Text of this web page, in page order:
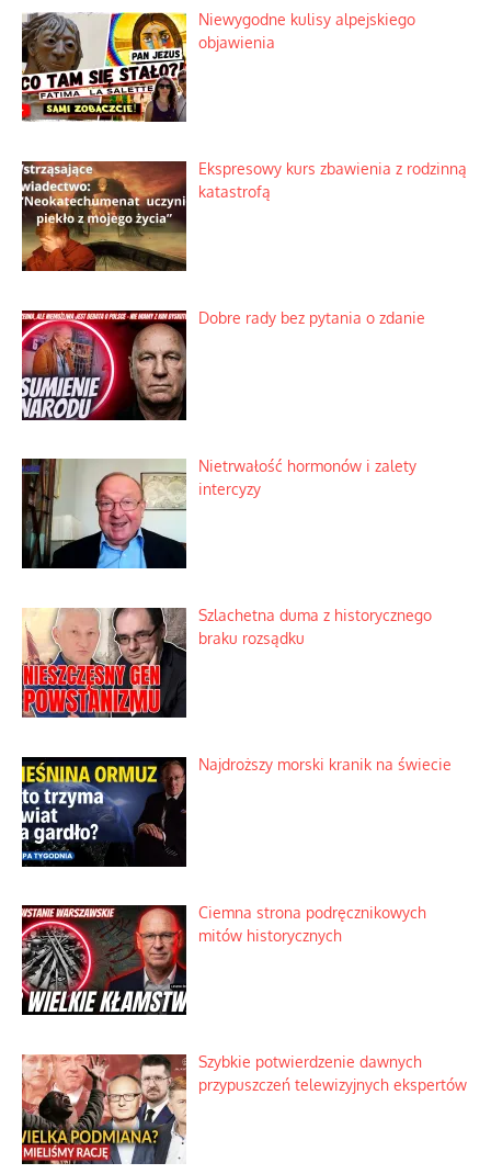
Niewygodne kulisy alpejskiego
objawienia
Ekspresowy kurs zbawienia z rodzinną
katastrofą
Dobre rady bez pytania o zdanie
Nietrwałość hormonów i zalety
intercyzy
Szlachetna duma z historycznego
braku rozsądku
Najdroższy morski kranik na świecie
Ciemna strona podręcznikowych
mitów historycznych
Szybkie potwierdzenie dawnych
przypuszczeń telewizyjnych ekspertów